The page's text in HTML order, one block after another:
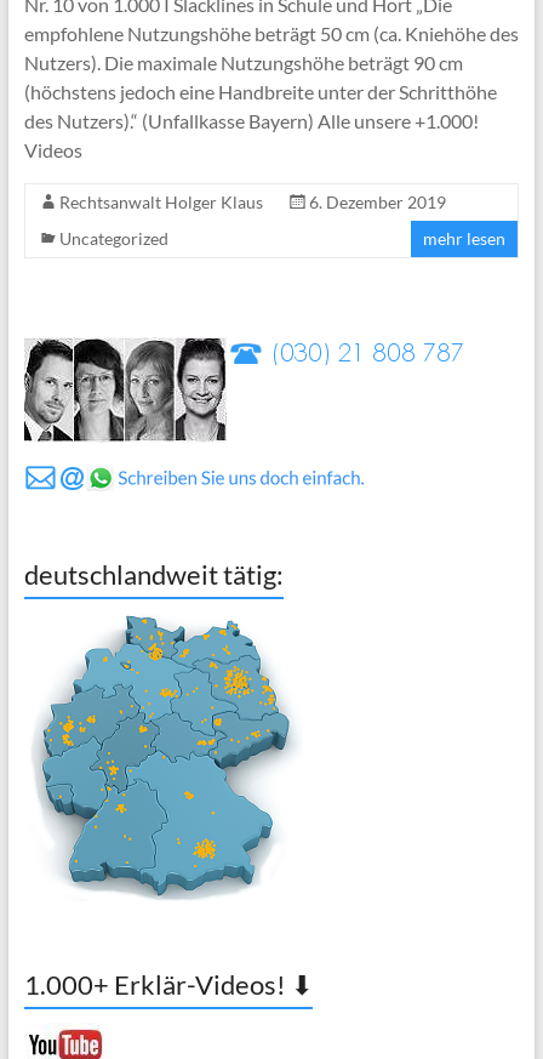
empfohlene Nutzungshöhe beträgt 50 cm (ca. Kniehöhe des
Nutzers). Die maximale Nutzungshöhe beträgt 90 cm
(höchstens jedoch eine Handbreite unter der Schritthöhe
des Nutzers).“ (Unfallkasse Bayern) Alle unsere +1.000!
Videos
Rechtsanwalt Holger Klaus
6. Dezember 2019
Uncategorized
mehr lesen
deutschlandweit tätig:
1.000+ Erklär-Videos! ⬇